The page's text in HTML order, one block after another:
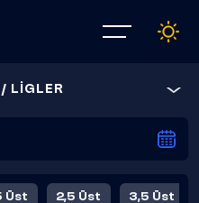
LİGLER
Üst 2,5 Üst 3,5 Üst